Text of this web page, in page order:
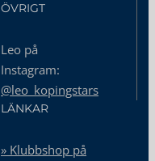
ÖVRIGT
Leo på
Instagram:
@leo_kopingstars
LÄNKAR
» Klubbshop på